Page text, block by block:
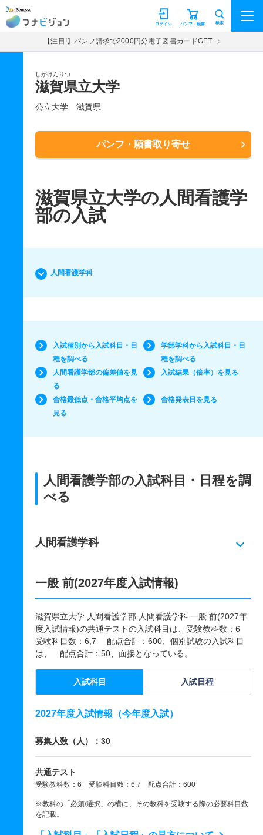
マナビジョン パンフ・願書
ログイン 検索
【注目!】パンフ請求で2000円分電子図書カードGET
しがけんりつ
滋賀県立大学
公立大学 滋賀県
パンフ・願書取り寄せ
滋賀県立大学の人間看護学
部の入試
人間看護学科
入試種別から入試科目・日
程を調べる
学部学科から入試科目・日
程を調べる
人間看護学部の偏差値を見
る
入試結果（倍率）を見る
合格最低点・合格平均点を
見る
合格発表日を見る
人間看護学部の入試科目・日程を調
べる
人間看護学科
一般 前(2027年度入試情報)
滋賀県立大学 人間看護学部 人間看護学科 一般 前(2027年
度入試情報)の共通テストの入試科目は、受験教科数：6
受験科目数：6,7 配点合計：600、個別試験の入試科目
は、 配点合計：50、面接となっている。
入試科目 入試日程
2027年度入試情報（今年度入試）
募集人数（人）：30
共通テスト
受験教科数：6 受験科目数：6,7 配点合計：600
※教科の「必須/選択」の横に、その教科を受験する際の必要科目数
を記載。